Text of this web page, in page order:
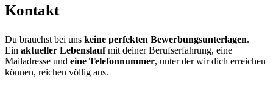
Kontakt
Du brauchst bei uns keine perfekten Bewerbungsunterlagen.
Ein aktueller Lebenslaufmit deiner Berufserfahrung, eine
Mailadresse und eine Telefonnummer, unter der wir dich erreichen
können, reichen völlig aus.